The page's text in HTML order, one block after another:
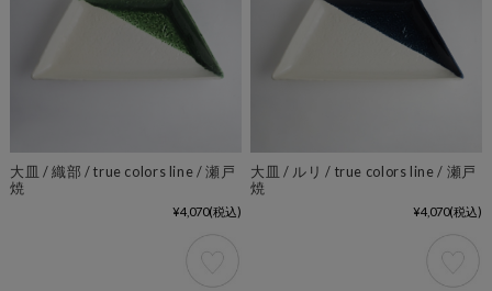
大皿 / 織部 / true colors line / 瀬戸
焼
¥4,070(税込)
大皿 / ルリ / true colors line / 瀬戸
焼
¥4,070(税込)